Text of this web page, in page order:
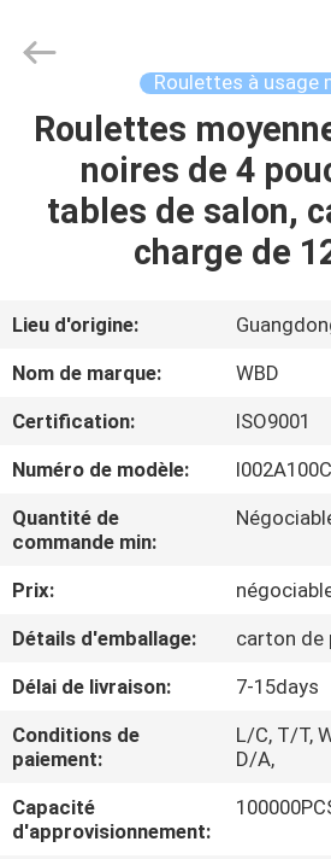
MAISON
PRODUITS
AU
DE
NOUS
VISITE
D'USINE
CONTRÔLE
DE
QUALITÉ
CONTACTEZ-
Metal
Reserved.
Roulettes à usage
Roulettes
noires de 4
tables de salon,
charge de
Lieu d'origine:
Nom de marque:
WBD
Certification:
ISO9001
Numéro de modèle:
Quantité de
commande min:
Prix:
Détails d'emballage:
carton de
Délai de livraison:
7-15days
Conditions de
paiement:
L/C, T/T,
D/A,
Capacité
d'approvisionnement: